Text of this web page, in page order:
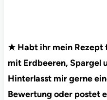
★ Habt ihr mein Rezept
mit Erdbeeren, Spargel
Hinterlasst mir gerne
Bewertung oder postet